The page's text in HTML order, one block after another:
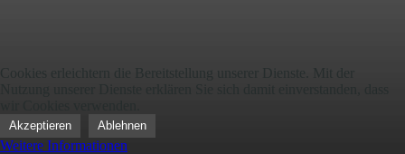
Cookies erleichtern die Bereitstellung unserer Dienste. Mit der
Akzeptieren Ablehnen
Weitere Informationen